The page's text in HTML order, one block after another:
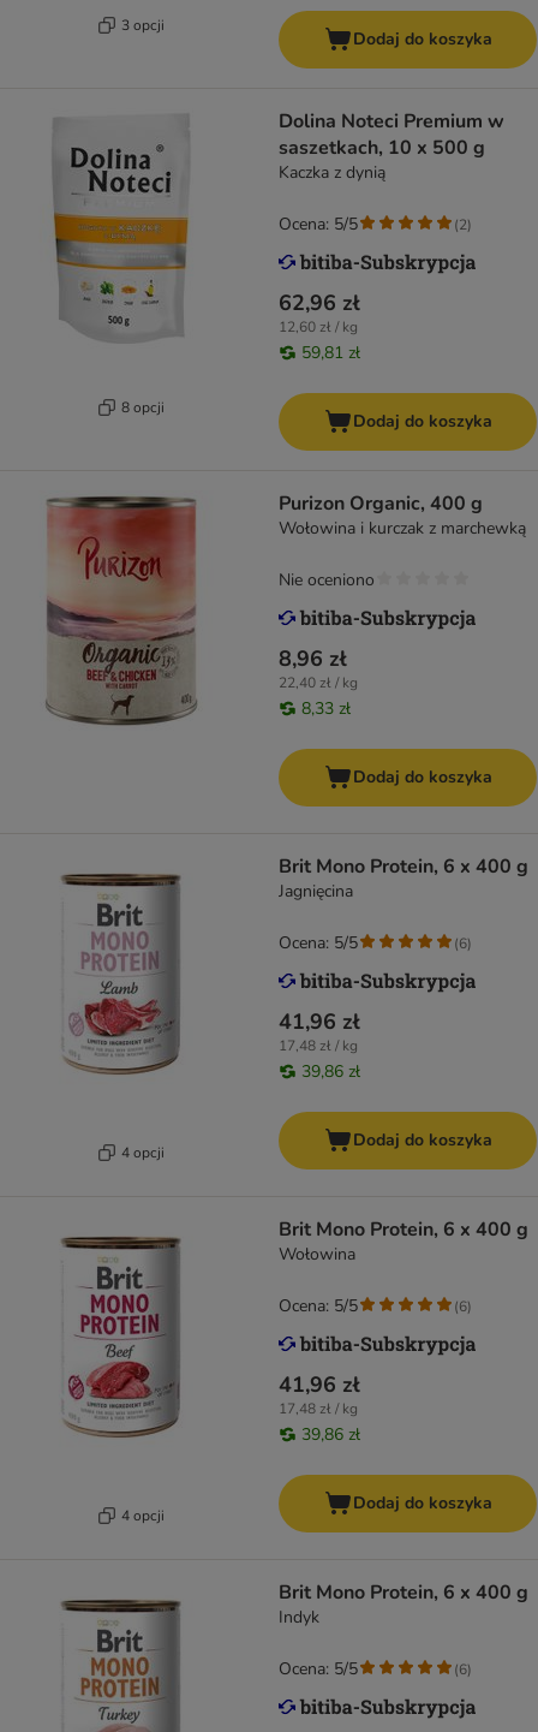
3 opcji
Dodaj do koszyka
8 opcji
Dolina Noteci Premium w
saszetkach, 10 x 500 g
Kaczka z dynią
62,96 zł
12,60 zł / kg
59,81 zł
Ocena: 5/5 (2)
Dodaj do koszyka
Purizon Organic, 400 g
Wołowina i kurczak z marchewką
8,96 zł
22,40 zł / kg
8,33 zł
Nie oceniono
Dodaj do koszyka
4 opcji
Brit Mono Protein, 6 x 400 g
Jagnięcina
41,96 zł
17,48 zł / kg
39,86 zł
Ocena: 5/5 (6)
Dodaj do koszyka
4 opcji
Brit Mono Protein, 6 x 400 g
Wołowina
41,96 zł
17,48 zł / kg
39,86 zł
Ocena: 5/5 (6)
Dodaj do koszyka
Brit Mono Protein, 6 x 400 g
Indyk
Ocena: 5/5 (6)